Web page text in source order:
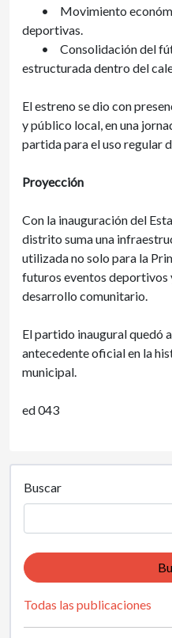
•
Movimiento
deportivas.
•
Consolidación del
estructurada dentro del
El estreno se dio con
y público local, en una
partida para el uso regular
Proyección
Con la inauguración del
distrito suma una
utilizada no solo para la
futuros eventos deportivos
desarrollo comunitario.
El partido inaugural quedó
antecedente oficial en la
municipal.
ed 043
Buscar
Todas las publicaciones